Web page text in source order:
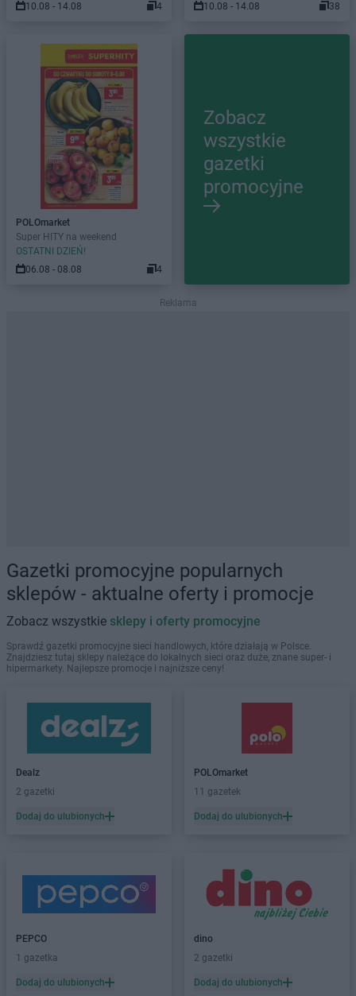
10.08 - 14.08
4
10.08 - 14.08
38
POLOmarket
Super HITY na weekend
OSTATNI DZIEŃ!
06.08 - 08.08
4
Zobacz
wszystkie
gazetki
promocyjne
Reklama
Gazetki promocyjne popularnych
sklepów - aktualne oferty i promocje
Zobacz wszystkie sklepy i oferty promocyjne
Sprawdź gazetki promocyjne sieci handlowych, które działają w Polsce.
Znajdziesz tutaj sklepy należące do lokalnych sieci oraz duże, znane super- i
hipermarkety. Najlepsze promocje i najniższe ceny!
Dealz
2 gazetki
Dodaj do ulubionych
POLOmarket
11 gazetek
Dodaj do ulubionych
PEPCO
1 gazetka
Dodaj do ulubionych
dino
2 gazetki
Dodaj do ulubionych